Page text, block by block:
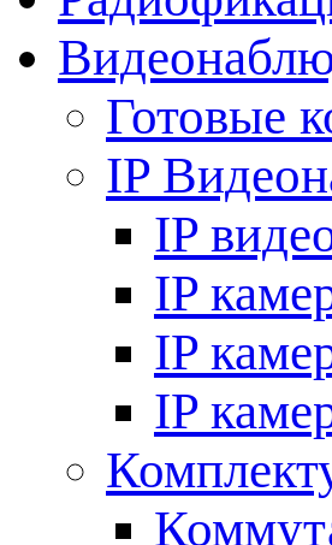
Готовые
IP
IP
IP
IP
IP